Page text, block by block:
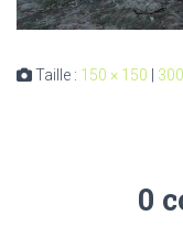
Taille : 150 × 150 |
0